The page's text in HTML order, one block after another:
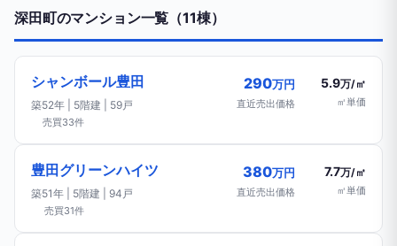
深田町のマンション一覧（11棟）
シャンボール豊田
築52年 | 5階建 | 59戸
290万円
直近売出価格
5.9万/㎡
㎡単価
売買33件
豊田グリーンハイツ
築51年 | 5階建 | 94戸
380万円
直近売出価格
7.7万/㎡
㎡単価
売買31件